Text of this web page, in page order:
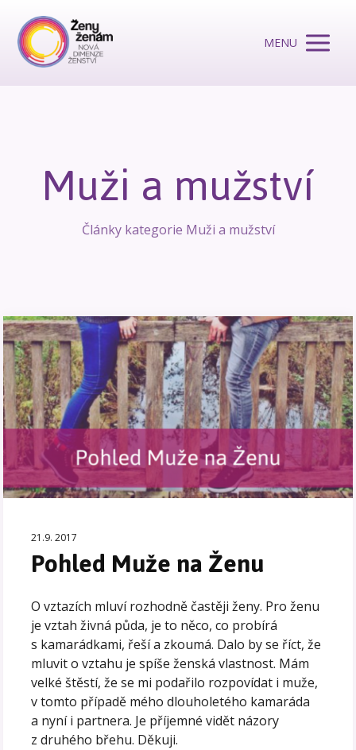
MENU
Muži a mužství
Články kategorie Muži a mužství
21.9. 2017
Pohled Muže na Ženu
O vztazích mluví rozhodně častěji ženy. Pro ženu
je vztah živná půda, je to něco, co probírá
s kamarádkami, řeší a zkoumá. Dalo by se říct, že
mluvit o vztahu je spíše ženská vlastnost. Mám
velké štěstí, že se mi podařilo rozpovídat i muže,
v tomto případě mého dlouholetého kamaráda
a nyní i partnera. Je příjemné vidět názory
z druhého břehu. Děkuji.